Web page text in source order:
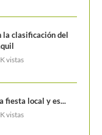
vistas
vistas